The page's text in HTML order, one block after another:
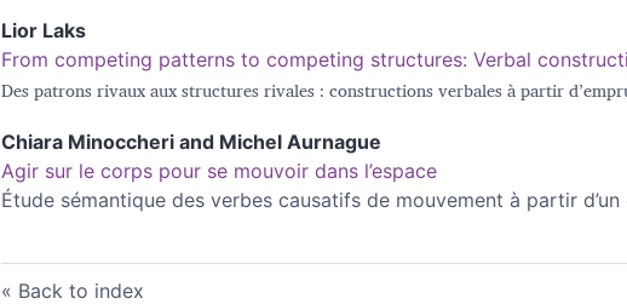
Lior Laks
From competing patterns to competing structures: Verbal
Des patrons rivaux aux structures rivales : constructions verbales à partir
Chiara Minoccheri and Michel Aurnague
Agir sur le corps pour se mouvoir dans l’espace
Étude sémantique des verbes causatifs de mouvement à partir
Back to index